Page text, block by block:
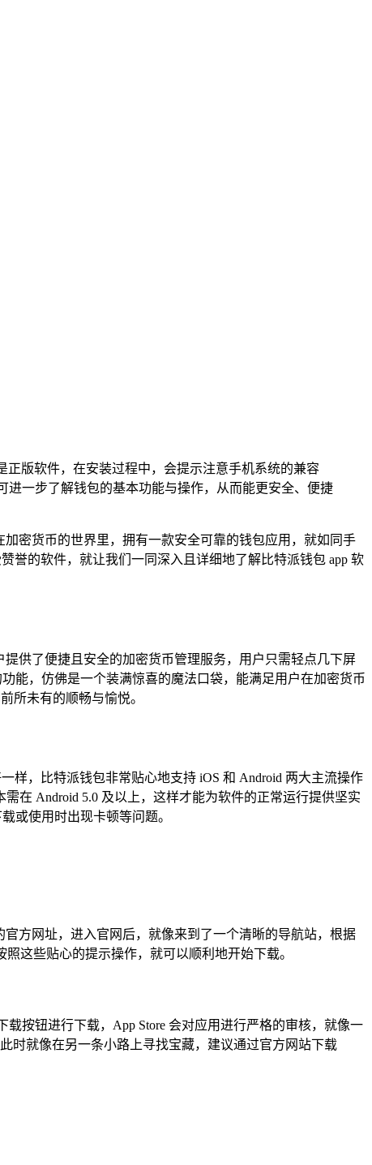
版软件，在安装过程中，会提示注意手机系统的兼容
一步了解钱包的基本功能与操作，从而能更安全、便捷
密货币的世界里，拥有一款安全可靠的钱包应用，就如同手
誉的软件，就让我们一同深入且详细地了解比特派钱包 app 软
供了便捷且安全的加密货币管理服务，用户只需轻点几下屏
能，仿佛是一个装满惊喜的魔法口袋，能满足用户在加密货币
所未有的顺畅与愉悦。
样，比特派钱包非常贴心地支持 iOS 和 Android 两大主流操作
在 Android 5.0 及以上，这样才能为软件的正常运行提供坚实
或使用时出现卡顿等问题。
方网址，进入官网后，就像来到了一个清晰的导航站，根据
这些贴心的提示操作，就可以顺利地开始下载。
按钮进行下载，App Store 会对应用进行严格的审核，就像一
时就像在另一条小路上寻找宝藏，建议通过官方网站下载